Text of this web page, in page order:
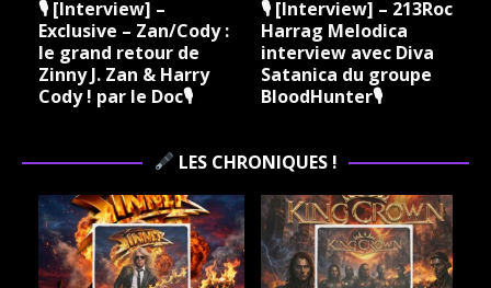
🎙 [Interview] –
Exclusive – Zan/Cody :
le grand retour de
Zinny J. Zan & Harry
Cody ! par le Doc🎙
🎙 [Interview] – 213Rock
Harrag Melodica
interview avec Diva
Satanica du groupe
BloodHunter🎙
LES CHRONIQUES !